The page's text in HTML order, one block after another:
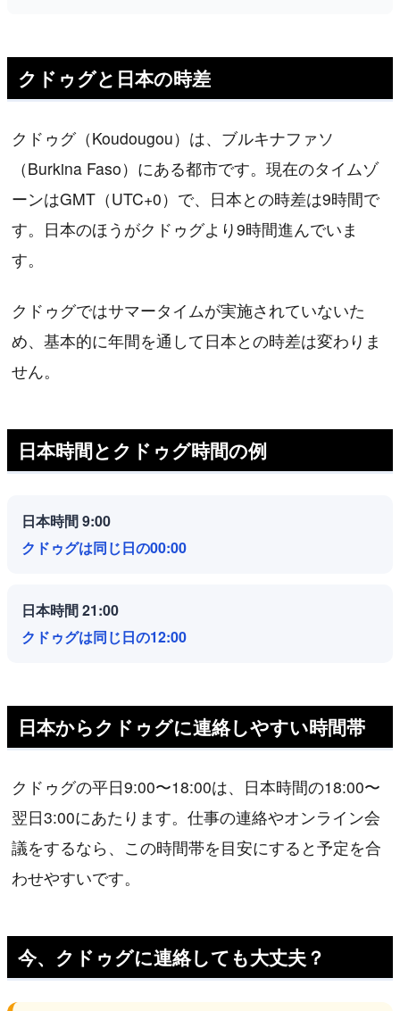
クドゥグと日本の時差
クドゥグ（Koudougou）は、ブルキナファソ
（Burkina Faso）にある都市です。現在のタイムゾ
ーンはGMT（UTC+0）で、日本との時差は9時間で
す。日本のほうがクドゥグより9時間進んでいま
す。
クドゥグではサマータイムが実施されていないた
め、基本的に年間を通して日本との時差は変わりま
せん。
日本時間とクドゥグ時間の例
日本時間 9:00
クドゥグは同じ日の00:00
日本時間 21:00
クドゥグは同じ日の12:00
日本からクドゥグに連絡しやすい時間帯
クドゥグの平日9:00〜18:00は、日本時間の18:00〜
翌日3:00にあたります。仕事の連絡やオンライン会
議をするなら、この時間帯を目安にすると予定を合
わせやすいです。
今、クドゥグに連絡しても大丈夫？